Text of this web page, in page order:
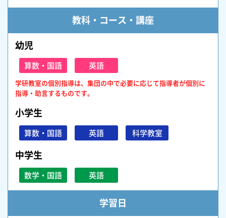
教科・コース・講座
幼児
算数・国語 英語
学研教室の個別指導は、集団の中で必要に応じて指導者が個別に
指導・助言するものです。
小学生
算数・国語 英語 科学教室
中学生
数学・国語 英語
学習日